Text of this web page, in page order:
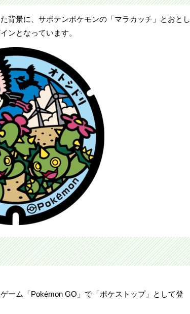
背景に、サボテンポケモンの「マラカッチ」とおとし
ンとなっています。
ーム「Pokémon GO」で「ポケストップ」として登